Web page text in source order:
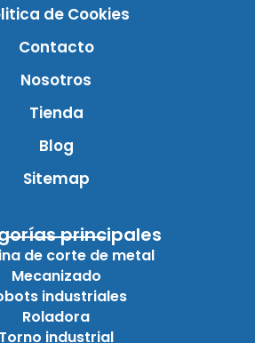
de Cookies
Contacto
Nosotros
Tienda
Blog
Sitemap
principales
de corte de metal
Mecanizado
industriales
Roladora
Torno industrial